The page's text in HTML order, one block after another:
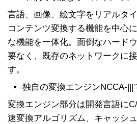
言語、画像、絵文字をリアルタ
コンテンツ変換する機能を中心
な機能を一体化。面倒なハード
要なく、既存のネットワークに
す。
独自の変換エンジンNCCA-
変換エンジン部分は開発言語に
速変換アルゴリズム、キャッシ